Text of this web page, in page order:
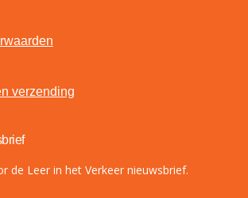
verzending
de Leer in het Verkeer nieuwsbrief.